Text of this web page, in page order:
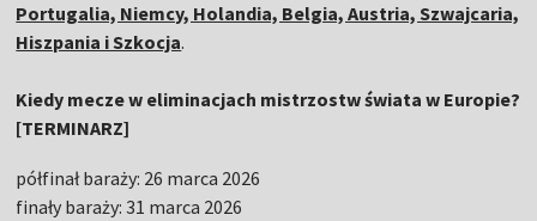
Portugalia, Niemcy, Holandia, Belgia, Austria, Szwajcaria,
Hiszpania i Szkocja.
Kiedy mecze w eliminacjach mistrzostw świata w Europie?
[TERMINARZ]
półfinał baraży: 26 marca 2026
finały baraży: 31 marca 2026